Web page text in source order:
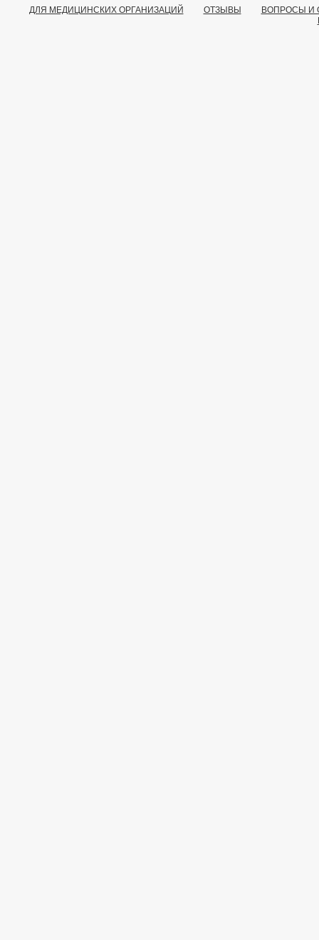
ДЛЯ МЕДИЦИНСКИХ ОРГАНИЗАЦИЙ ОТЗЫВЫ
ВОПРОСЫ И